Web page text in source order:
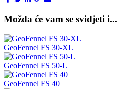
Možda će vam se svidjeti i...
GeoFennel FS 30-XL
GeoFennel FS 50-L
GeoFennel FS 40